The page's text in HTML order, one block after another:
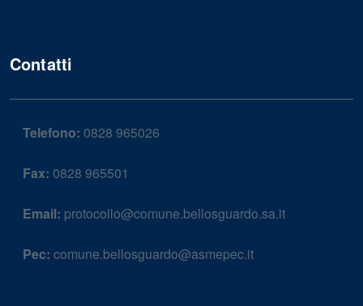
Contatti
Telefono: 0828 965026
Fax: 0828 965501
Email: protocollo@comune.bellosguardo.sa.it
Pec: comune.bellosguardo@asmepec.it